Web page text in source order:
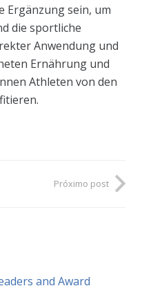
Ergänzung sein, um
die sportliche
Anwendung und
Ernährung und
Athleten von den
Próximo post
and Award